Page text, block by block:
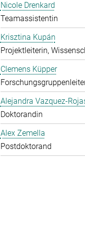
Nicole Drenkard
Teamassistentin
Krisztina Kupán
Projektleiterin,
Clemens Küpper
Alejandra Vazquez-
Doktorandin
Alex Zemella
Postdoktorand